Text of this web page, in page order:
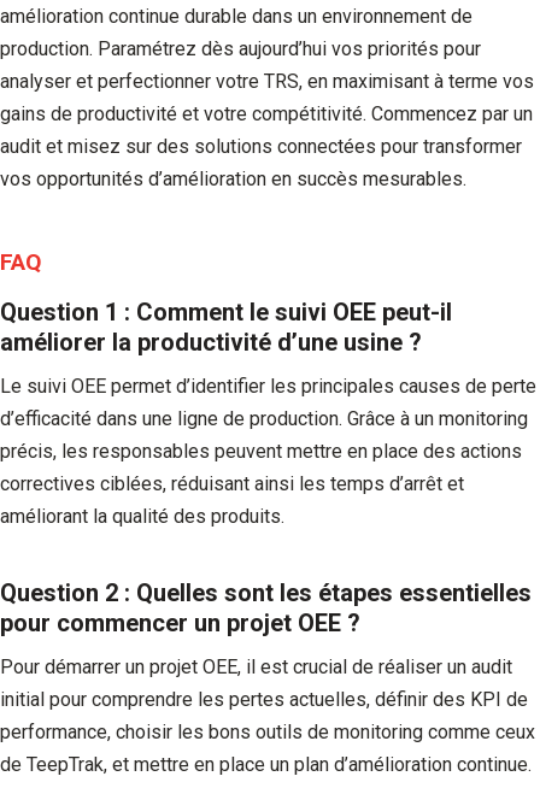
amélioration continue durable dans un environnement de
production. Paramétrez dès aujourd’hui vos priorités pour
analyser et perfectionner votre TRS, en maximisant à terme vos
gains de productivité et votre compétitivité. Commencez par un
audit et misez sur des solutions connectées pour transformer
vos opportunités d’amélioration en succès mesurables.
FAQ
Question 1 : Comment le suivi OEE peut-il
améliorer la productivité d’une usine ?
Le suivi OEE permet d’identifier les principales causes de perte
d’efficacité dans une ligne de production. Grâce à un monitoring
précis, les responsables peuvent mettre en place des actions
correctives ciblées, réduisant ainsi les temps d’arrêt et
améliorant la qualité des produits.
Question 2 : Quelles sont les étapes essentielles
pour commencer un projet OEE ?
Pour démarrer un projet OEE, il est crucial de réaliser un audit
initial pour comprendre les pertes actuelles, définir des KPI de
performance, choisir les bons outils de monitoring comme ceux
de TeepTrak, et mettre en place un plan d’amélioration continue.